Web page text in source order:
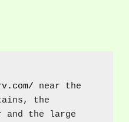
near the
the
and the large